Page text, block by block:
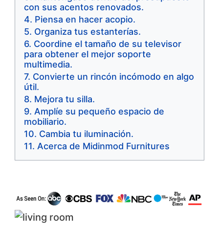
con sus acentos renovados.
Piensa en hacer acopio.
Organiza tus estanterías.
Coordine el tamaño de su televisor
para obtener el mejor soporte
multimedia.
Convierte un rincón incómodo en algo
útil.
Mejora tu silla.
Amplíe su pequeño espacio de
mobiliario.
Cambia tu iluminación.
Acerca de Midinmod Furnitures